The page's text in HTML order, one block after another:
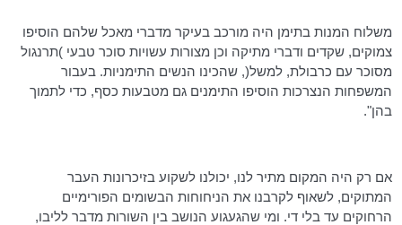
משלוח המנות בתימן היה מורכב בעיקר מדברי מאכל שלהם הוסיפו
צמוקים, שקדים ודברי מתיקה וכן מצורות עשויות סוכר טבעי )תרנגול
מסוכר עם כרבולת, למשל(, שהכינו הנשים התימניות. בעבור
המשפחות הנצרכות הוסיפו התימנים גם מטבעות כסף, כדי לתמוך
בהן".
אם רק היה המקום מתיר לנו, יכולנו לשקוע בזיכרונות העבר
המתוקים, לשאוף לקרבנו את הניחוחות הבשומים הפורימיים
הרחוקים עד בלי די. ומי שהגעגוע הנושב בין השורות מדבר לליבו,